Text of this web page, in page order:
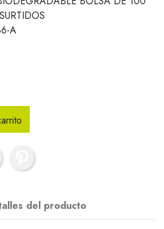
A
del producto